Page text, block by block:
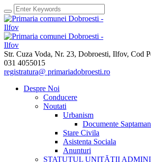
Str. Cuza Voda, Nr. 23, Dobroesti, Ilfov, Cod
031 4055015
registratura@ primariadobroesti.ro
Despre Noi
Conducere
Noutati
Urbanism
Documente
Stare Civila
Asistenta Sociala
Anunturi
STATUTUL UNITĂŢII